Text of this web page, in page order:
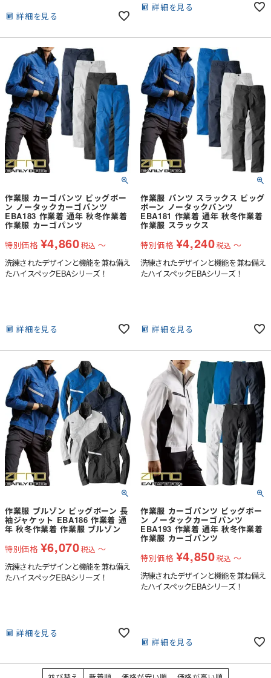
詳細を見る
詳細を見る
作業服 カーゴパンツ ビッグボー
ン ノータックカーゴパンツ
EBA183 作業着 通年 秋冬作業着
作業服 カーゴパンツ
特別価格 ¥4,860税込 〜
洗練されたデザインと機能を兼ね備え
たハイスペックEBAシリーズ！
詳細を見る
作業服 パンツ スラックス ビッグ
ボーン ノータックパンツ
EBA181 作業着 通年 秋冬作業着
作業服 スラックス
特別価格 ¥4,240税込 〜
洗練されたデザインと機能を兼ね備え
たハイスペックEBAシリーズ！
詳細を見る
作業服 ブルゾン ビッグボーン 長
袖ジャケット EBA186 作業着 通
年 秋冬作業着 作業服 ブルゾン
特別価格 ¥6,070税込 〜
洗練されたデザインと機能を兼ね備え
たハイスペックEBAシリーズ！
詳細を見る
作業服 カーゴパンツ ビッグボー
ン ノータックカーゴパンツ
EBA193 作業着 通年 秋冬作業着
作業服 カーゴパンツ
特別価格 ¥4,850税込 〜
洗練されたデザインと機能を兼ね備え
たハイスペックEBAシリーズ！
詳細を見る